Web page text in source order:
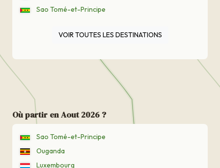
Sao Tomé-et-Principe
VOIR TOUTES LES DESTINATIONS
Où partir en Aout 2026 ?
Sao Tomé-et-Principe
Ouganda
Luxembourg